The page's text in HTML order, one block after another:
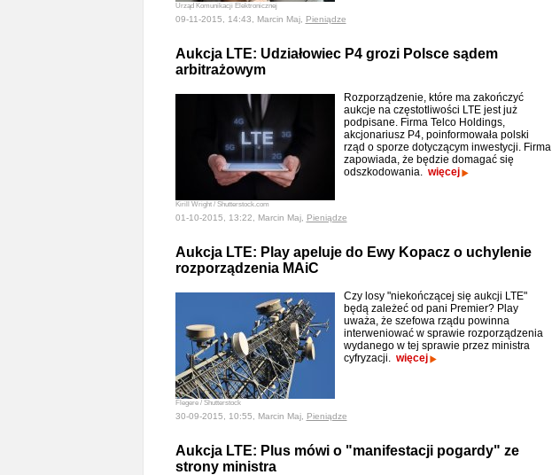
Urząd Komunikacji Elektronicznej
09-11-2015, 14:43, Marcin Maj, Pieniądze
Aukcja LTE: Udziałowiec P4 grozi Polsce sądem
arbitrażowym
Kirill Wright / Shutterstock.com
Rozporządzenie, które ma zakończyć
aukcje na częstotliwości LTE jest już
podpisane. Firma Telco Holdings,
akcjonariusz P4, poinformowała polski
rząd o sporze dotyczącym inwestycji. Firma
zapowiada, że będzie domagać się
odszkodowania. więcej
01-10-2015, 13:22, Marcin Maj, Pieniądze
Aukcja LTE: Play apeluje do Ewy Kopacz o uchylenie
rozporządzenia MAiC
Flegere / Shutterstock
Czy losy "niekończącej się aukcji LTE"
będą zależeć od pani Premier? Play
uważa, że szefowa rządu powinna
interweniować w sprawie rozporządzenia
wydanego w tej sprawie przez ministra
cyfryzacji. więcej
30-09-2015, 10:55, Marcin Maj, Pieniądze
Aukcja LTE: Plus mówi o "manifestacji pogardy" ze
strony ministra